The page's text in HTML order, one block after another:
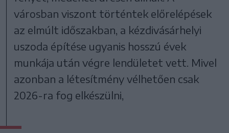
városban viszont történtek előrelépések
az elmúlt időszakban, a kézdivásárhelyi
uszoda építése ugyanis hosszú évek
munkája után végre lendületet vett. Mivel
azonban a létesítmény vélhetően csak
2026-ra fog elkészülni,